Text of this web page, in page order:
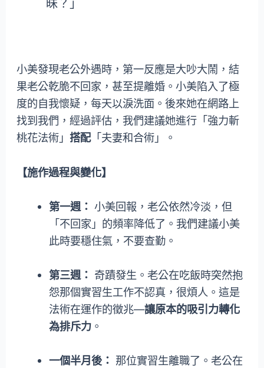
昧？」
小美發現老公外遇時，第一反應是大吵大鬧，結
果老公乾脆不回家，甚至提離婚。小美陷入了極
度的自我懷疑，每天以淚洗面。後來她在網路上
找到我們，經過評估，我們建議她進行「強力斬
桃花法術」 搭配「夫妻和合術」。
【施作過程與變化】
第一週： 小美回報，老公依然冷淡，但
「不回家」的頻率降低了。我們建議小美
此時要穩住氣，不要查勤。
第三週： 奇蹟發生。老公在吃飯時突然抱
怨那個實習生工作不認真，很煩人。這是
法術在運作的徵兆—讓原本的吸引力轉化
為排斥力。
一個半月後： 那位實習生離職了。老公在